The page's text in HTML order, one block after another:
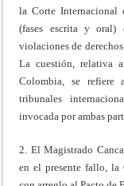
la Corte Internacional
(fases escrita y oral)
violaciones de
La cuestión, relativa
Colombia, se refiere
tribunales
invocada por ambas
2. El Magistrado
en el presente fallo, la